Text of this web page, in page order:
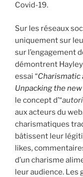
Covid-19.
Sur les réseaux
uniquement sur
sur l’engagement
démontrent
essai “Charismatic
Unpacking the
le concept d’“
aux acteurs du
charismatiques
bâtissent leur
likes,
d’un charisme
leur audience. Les